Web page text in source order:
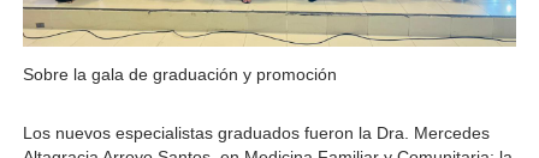
Sobre la gala de graduación y promoción
Los nuevos especialistas graduados fueron la Dra. Mercedes